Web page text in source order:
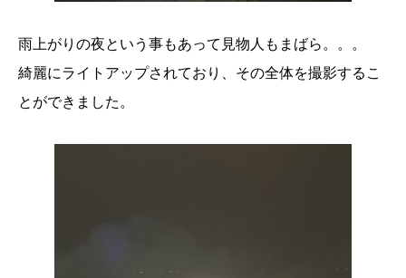
雨上がりの夜という事もあって見物人もまばら。。。
綺麗にライトアップされており、その全体を撮影するこ
とができました。